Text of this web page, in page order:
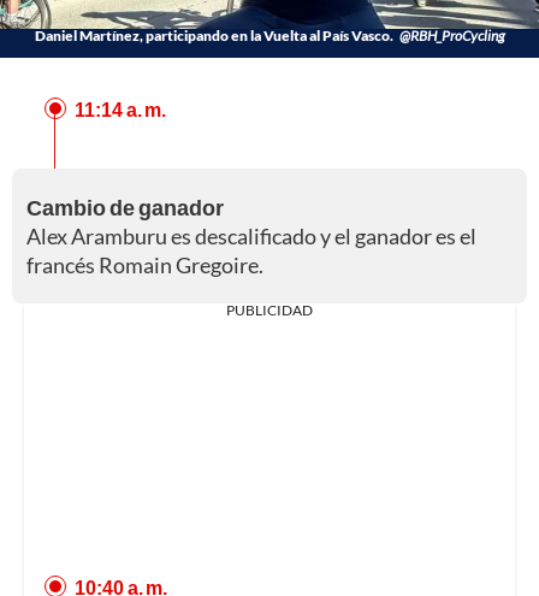
Daniel Martínez, participando en la Vuelta al País Vasco. @RBH_ProCycling
11:14 a. m.
Cambio de ganador
Alex Aramburu es descalificado y el ganador es el
francés Romain Gregoire.
PUBLICIDAD
10:40 a. m.